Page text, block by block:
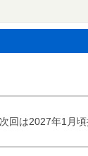
回は2027年1月頃